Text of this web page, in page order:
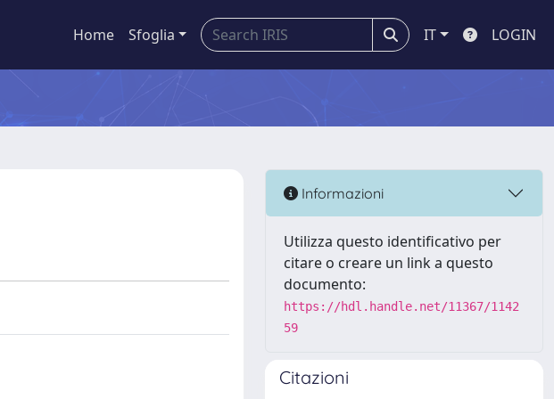
Home Sfoglia IT LOGIN
Informazioni
Utilizza questo identificativo per
citare o creare un link a questo
documento:
https://hdl.handle.net/11367/1142
59
Citazioni